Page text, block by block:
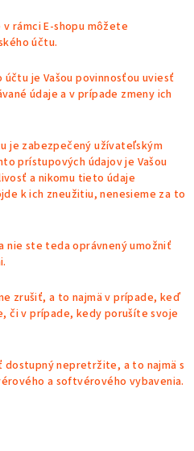
rámci E-shopu môžete
účtu.
je Vašou povinnosťou uviesť
údaje a v prípade zmeny ich
je zabezpečený užívateľským
prístupových údajov je Vašou
a nikomu tieto údaje
k ich zneužitiu, nenesieme za to
nie ste teda oprávnený umožniť
zrušiť, a to najmä v prípade, keď
či v prípade, kedy porušíte svoje
dostupný nepretržite, a to najmä s
a softvérového vybavenia.